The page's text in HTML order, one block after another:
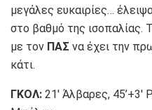
μεγάλες ευκαιρίες…
στο βαθμό της ισοπαλίας.
με τον ΠΑΣ να έχει την
κάτι.
ΓΚΟΛ: 21′ Άλβαρες, 45’+3′